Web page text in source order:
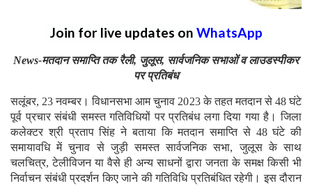
Join for live updates on WhatsApp
News-मतदान समाप्ति तक रैली, जुलूस, सार्वजनिक सभाओं व लाउडस्पीकर
पर प्रतिबंध
सलूंबर, 23 नवम्बर। विधानसभा आम चुनाव 2023 के तहत मतदान से 48 घंटे
पूर्व प्रचार संबंधी समस्त गतिविधियों पर प्रतिबंध लगा दिया गया है। जिला
कलेक्टर श्री प्रताप सिंह ने बताया कि मतदान समाप्ति से 48 घंटे की
समायावधि में चुनाव से जुड़ी समस्त सार्वजनिक सभा, जुलूस के साथ
चलचित्र, टेलीविजन या वैसे ही अन्य साधनों द्वारा जनता के समक्ष किसी भी
निर्वाचन संबंधी प्रदर्शन किए जाने की गतिविधि प्रतिबंधित रहेगी। इस दौरान